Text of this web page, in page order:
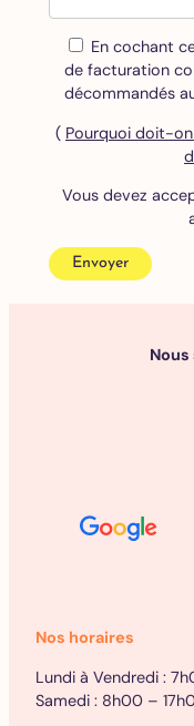
En cochant
de facturation
décommandés
( Pourquoi doit-
Vous devez
Envoyer
Nos horaires
Lundi à Vendredi :
Samedi : 8h00 –